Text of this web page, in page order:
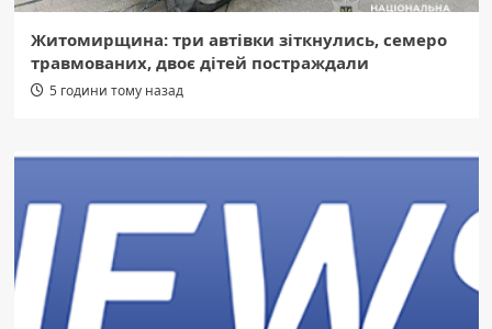
Житомирщина: три автівки зіткнулись, семеро
травмованих, двоє дітей постраждали
5 години тому назад